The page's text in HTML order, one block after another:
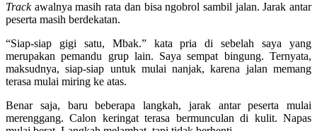
Trackawalnya masih rata dan bisa ngobrol sambil jalan. Jarak antar
peserta masih berdekatan.
“Siap-siap gigi satu, Mbak.” kata pria di sebelah saya yang
merupakan pemandu grup lain. Saya sempat bingung. Ternyata,
maksudnya, siap-siap untuk mulai nanjak, karena jalan memang
terasa mulai miring ke atas.
Benar saja, baru beberapa langkah, jarak antar peserta mulai
merenggang. Calon keringat terasa bermunculan di kulit. Napas